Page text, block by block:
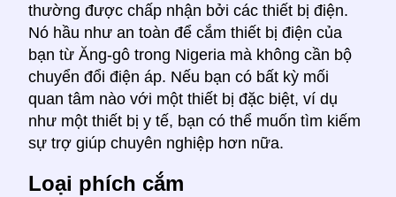
thường được chấp nhận bởi các thiết bị điện.
Nó hầu như an toàn để cắm thiết bị điện của
bạn từ Ăng-gô trong Nigeria mà không cần bộ
chuyển đổi điện áp. Nếu bạn có bất kỳ mối
quan tâm nào với một thiết bị đặc biệt, ví dụ
như một thiết bị y tế, bạn có thể muốn tìm kiếm
sự trợ giúp chuyên nghiệp hơn nữa.
Loại phích cắm